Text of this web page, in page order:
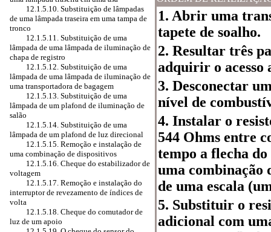
12.1.5.10. Substituição de lâmpadas
de uma lâmpada traseira em uma tampa de
tronco
12.1.5.11. Substituição de uma
lâmpada de uma lâmpada de iluminação de
chapa de registro
12.1.5.12. Substituição de uma
lâmpada de uma lâmpada de iluminação de
uma transportadora de bagagem
12.1.5.13. Substituição de uma
lâmpada de um plafond de iluminação de
salão
12.1.5.14. Substituição de uma
lâmpada de um plafond de luz direcional
12.1.5.15. Remoção e instalação de
uma combinação de dispositivos
12.1.5.16. Cheque do estabilizador de
voltagem
12.1.5.17. Remoção e instalação do
interruptor de revezamento de índices de
volta
12.1.5.18. Cheque do comutador de
luz de um apoio
1. Abrir uma
tapete de soalho.
2. Resultar três
adquirir o acesso
3. Desconectar
nível de
4. Instalar o
544 Ohms entre
tempo a flecha
uma combinação
de uma escala
5. Substituir o
adicional com